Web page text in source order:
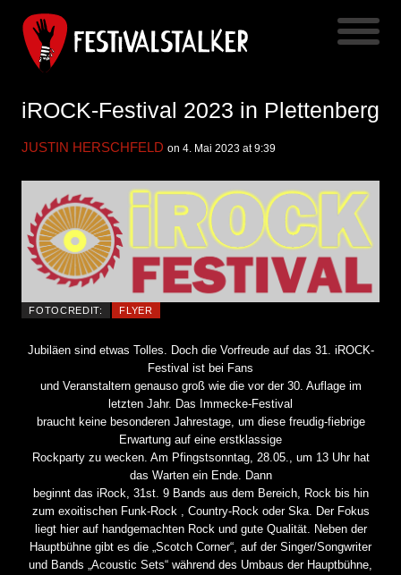
iROCK-Festival 2023 in Plettenberg
JUSTIN HERSCHFELD on 4. Mai 2023 at 9:39
FOTOCREDIT: FLYER
Jubiläen sind etwas Tolles. Doch die Vorfreude auf das 31. iROCK-
Festival ist bei Fans
und Veranstaltern genauso groß wie die vor der 30. Auflage im
letzten Jahr. Das Immecke-Festival
braucht keine besonderen Jahrestage, um diese freudig-fiebrige
Erwartung auf eine erstklassige
Rockparty zu wecken. Am Pfingstsonntag, 28.05., um 13 Uhr hat
das Warten ein Ende. Dann
beginnt das iRock, 31st. 9 Bands aus dem Bereich, Rock bis hin
zum exoitischen Funk-Rock , Country-Rock oder Ska. Der Fokus
liegt hier auf handgemachten Rock und gute Qualität. Neben der
Hauptbühne gibt es die „Scotch Corner“, auf der Singer/Songwriter
und Bands „Acoustic Sets“ während des Umbaus der Hauptbühne,